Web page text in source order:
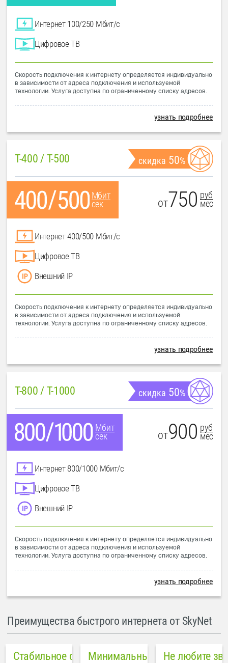
Интернет 100/250 Мбит/с
Цифровое ТВ
Скорость подключения к интернету определяется индивидуально
в зависимости от адреса подключения и используемой
технологии. Услуга доступна по ограниченному списку адресов.
узнать подробнее
T-400 / T-500 скидка 50%
Мбит
сек
от750 руб
мес
Интернет 400/500 Мбит/с
Цифровое ТВ
Внешний IP
Скорость подключения к интернету определяется индивидуально
в зависимости от адреса подключения и используемой
технологии. Услуга доступна по ограниченному списку адресов.
узнать подробнее
T-800 / T-1000 скидка 50%
Мбит
сек
от900 руб
мес
Интернет 800/1000 Мбит/с
Цифровое ТВ
Внешний IP
Скорость подключения к интернету определяется индивидуально
в зависимости от адреса подключения и используемой
технологии. Услуга доступна по ограниченному списку адресов.
узнать подробнее
Преимущества быстрого интернета от SkyNet
Стабильное соединениеМинимальный пинг в городе
Не любите